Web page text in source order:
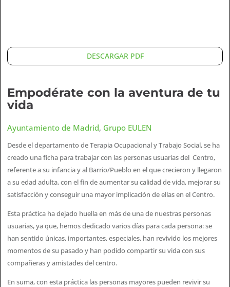
DESCARGAR PDF
Empodérate con la aventura de tu
vida
Ayuntamiento de Madrid, Grupo EULEN
Desde el departamento de Terapia Ocupacional y Trabajo Social, se ha
creado una ficha para trabajar con las personas usuarias del Centro,
referente a su infancia y al Barrio/Pueblo en el que crecieron y llegaron
a su edad adulta, con el fin de aumentar su calidad de vida, mejorar su
satisfacción y conseguir una mayor implicación de ellas en el Centro.
Esta práctica ha dejado huella en más de una de nuestras personas
usuarias, ya que, hemos dedicado varios días para cada persona: se
han sentido únicas, importantes, especiales, han revivido los mejores
momentos de su pasado y han podido compartir su vida con sus
compañeras y amistades del centro.
En suma, con esta práctica las personas mayores pueden revivir su